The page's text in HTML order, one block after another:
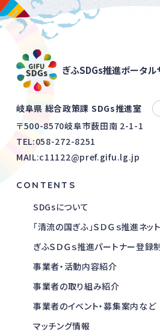
ぎふSDGs推進ポータル
岐阜県 総合政策課 SDGs推進室
〒500-8570岐阜市薮田南 2-1-1
TEL:058-272-8251
MAIL:c11122@pref.gifu.lg.jp
CONTENTS
SDGsについて
「清流の国ぎふ」ＳＤＧｓ推進ネッ
ぎふＳＤＧｓ推進パートナー登録
事業者・活動内容紹介
事業者の取り組み紹介
事業者のイベント・募集案内など
マッチング情報